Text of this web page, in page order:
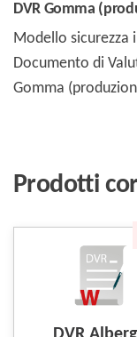
DVR Gomma
Modello sicurezza
Documento di
Gomma
Prodotti